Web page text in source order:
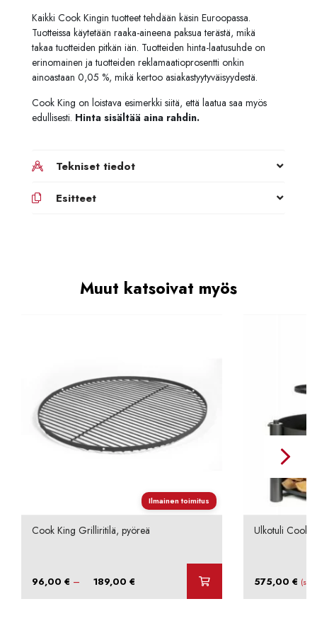
Kaikki Cook Kingin tuotteet tehdään käsin Euroopassa.
Tuotteissa käytetään raaka-aineena paksua terästä, mikä
takaa tuotteiden pitkän iän. Tuotteiden hinta-laatusuhde on
erinomainen ja tuotteiden reklamaatioprosentti onkin
ainoastaan 0,05 %, mikä kertoo asiakastyytyväisyydestä.
Cook King on loistava esimerkki siitä, että laatua saa myös
edullisesti. Hinta sisältää aina rahdin.
Tekniset tiedot
Esitteet
Muut katsoivat myös
Ilmainen toimitus
Cook King Grilliritilä, pyöreä
96,00€ – 189,00€
Ulkotuli Cook
575,00 € (sis.